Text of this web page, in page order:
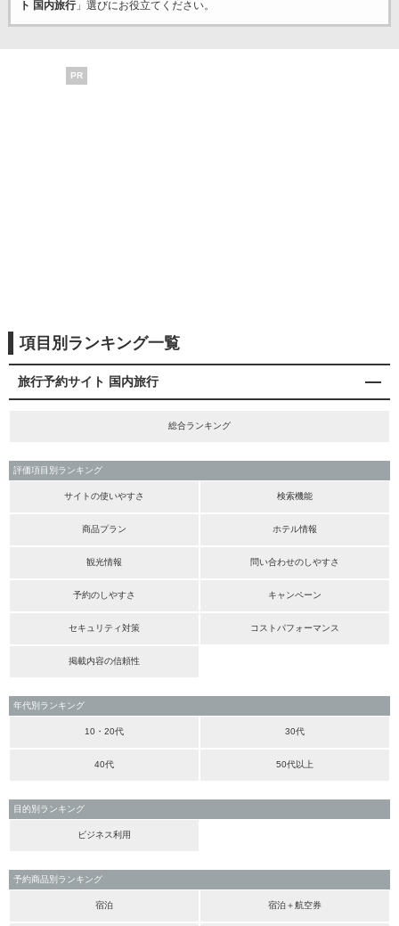
ト 国内旅行」選びにお役立てください。
PR
項目別ランキング一覧
旅行予約サイト 国内旅行
総合ランキング
評価項目別ランキング
サイトの使いやすさ 検索機能
商品プラン ホテル情報
観光情報 問い合わせのしやすさ
予約のしやすさ キャンペーン
セキュリティ対策 コストパフォーマンス
掲載内容の信頼性
年代別ランキング
10・20代 30代
40代 50代以上
目的別ランキング
ビジネス利用
予約商品別ランキング
宿泊 宿泊＋航空券